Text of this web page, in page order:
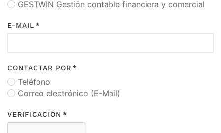
GESTWIN Gestión contable financiera y comercial
E-MAIL *
CONTACTAR POR *
Teléfono
Correo electrónico (E-Mail)
VERIFICACIÓN *